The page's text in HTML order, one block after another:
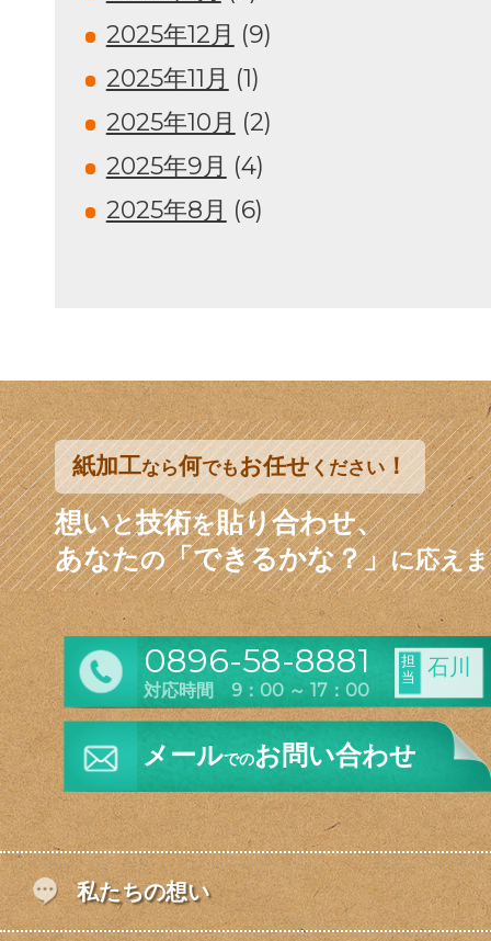
2025年12月 (9)
2025年11月 (1)
2025年10月 (2)
2025年9月 (4)
2025年8月 (6)
紙加工なら何でもお任せください！
想いと技術を貼り合わせ、
あなたの「できるかな？」に応え
0896-58-8881
対応時間 9：00 ～ 17：00
担
当
石川
メールでのお問い合わせ
私たちの想い